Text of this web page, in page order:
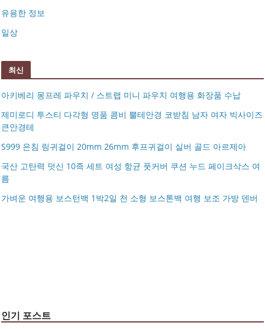
유용한 정보
일상
최신
아키베리 몽프레 파우치 / 스트랩 미니 파우치 여행용 화장품 수납
제미로디 투스티 다각형 명품 콤비 뿔테안경 코받침 남자 여자 빅사이즈
큰안경테
S999 은침 링귀걸이 20mm 26mm 후프귀걸이 실버 골드 아르제아
국산 고탄력 덧신 10족 세트 여성 항균 풋커버 쿠션 누드 페이크삭스 여
름
가벼운 여행용 보스턴백 1박2일 천 소형 보스톤백 여행 보조 가방 덴버
아키베리 몽프레 파우치 / 스트랩 미니 파우치 여행용 화장
품 수납
제미로디 투스티 다각형 명품 콤비 뿔테안경 코받침 남자
인기 포스트